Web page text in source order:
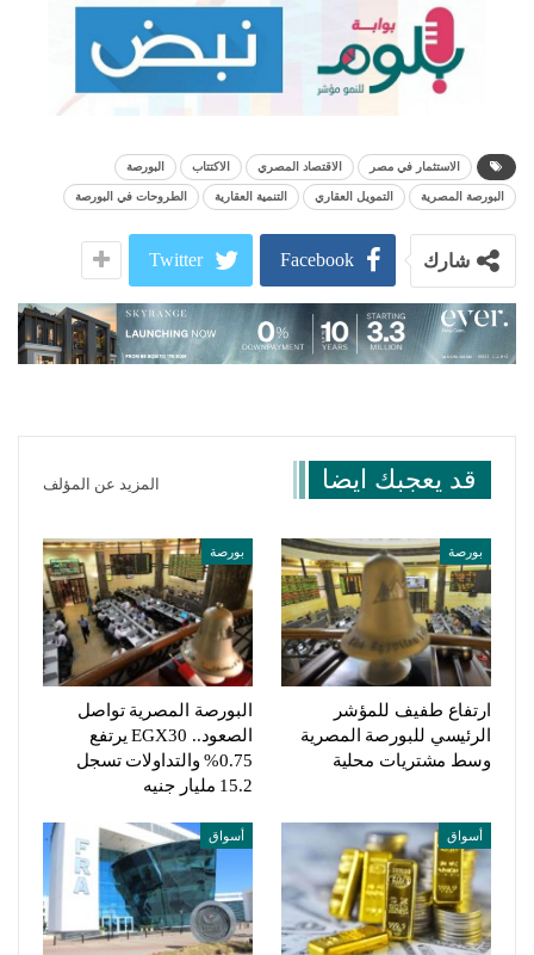
الاستثمار في مصر الاقتصاد المصري الاكتتاب البورصة
البورصة المصرية التمويل العقاري التنمية العقارية الطروحات في البورصة
شارك Facebook
Twitter
قد يعجبك ايضا المزيد عن المؤلف
بورصة
ارتفاع طفيف للمؤشر
الرئيسي للبورصة المصرية
وسط مشتريات محلية
بورصة
البورصة المصرية تواصل
الصعود.. EGX30 يرتفع
0.75% والتداولات تسجل
15.2 مليار جنيه
أسواق أسواق